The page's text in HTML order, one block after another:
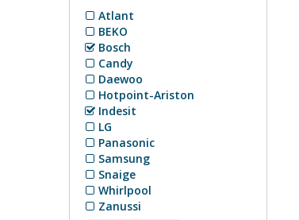
Atlant
BEKO
Bosch
Candy
Daewoo
Hotpoint-Ariston
Indesit
LG
Panasonic
Samsung
Snaige
Whirlpool
Zanussi